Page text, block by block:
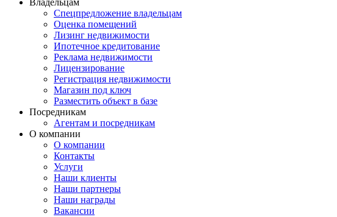
Владельцам
Спецпредложение владельцам
Оценка помещений
Лизинг недвижимости
Ипотечное кредитование
Реклама недвижимости
Лицензирование
Регистрация недвижимости
Магазин под ключ
Разместить объект в базе
Посредникам
Агентам и посредникам
О компании
О компании
Контакты
Услуги
Наши клиенты
Наши партнеры
Наши награды
Вакансии